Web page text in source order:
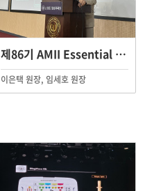
제86기 AMII Essential Course
이은택 원장, 임세호 원장